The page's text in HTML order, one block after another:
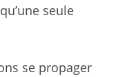
seule
se propager